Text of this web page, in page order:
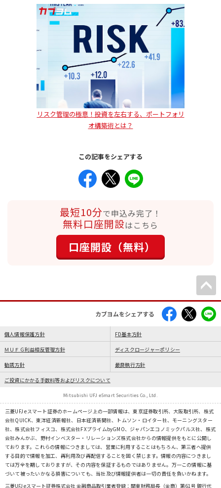
リスク管理の極意！――投資を左右する、ポートフォリ
オ構築術とは？
この記事をシェアする
最短10分で申込み完了！
無料口座開設はこちら
口座開設（無料）
カブヨムをシェアする
個人情報保護方針 FD基本方針
ＭＵＦＧ利益相反管理方針 ディスクロージャーポリシー
勧誘方針 最良執行方針
ご投資にかかる手数料等およびリスクについて
Mitsubishi UFJ eSmart Securities Co., Ltd.
三菱UFJ eスマート証券のホームページ上の一部情報は、東京証券取引所、大阪取引所、株式
会社QUICK、東洋経済新報社、日本経済新聞社、トムソン・ロイター社、モーニングスター
社、株式会社フィスコ、株式会社FXプライムbyGMO、ジャパンエコノミックパルス社、株式
会社みんかぶ、野村インベスター・リレーションズ株式会社からの情報提供をもとに公開し
ております。これらの情報につきましては、営業に利用することはもちろん、第三者へ提供
する目的で情報を加工、再利用及び再配信することを固く禁じます。情報の内容につきまし
ては万全を期しておりますが、その内容を保証するものではありません。万一この情報に基
づいて被ったいかなる損害についても、当社及び情報提供者は一切の責任を負いかねます。
三菱UFJ eスマート証券株式会社 金融商品取引業者登録：関東財務局長（金商）第61号 銀行代